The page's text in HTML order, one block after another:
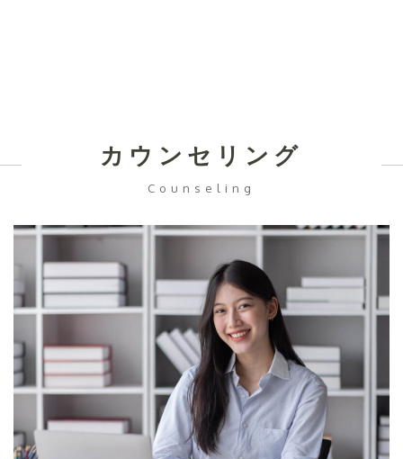
カウンセリング
Counseling